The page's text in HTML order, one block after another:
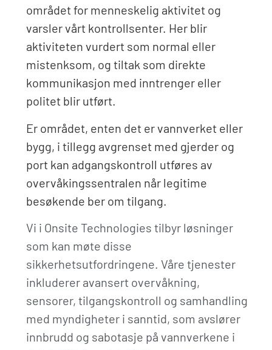
området for menneskelig aktivitet og
varsler vårt kontrollsenter. Her blir
aktiviteten vurdert som normal eller
mistenksom, og tiltak som direkte
kommunikasjon med inntrenger eller
politet blir utført.
Er området, enten det er vannverket eller
bygg, i tillegg avgrenset med gjerder og
port kan adgangskontroll utføres av
overvåkingssentralen når legitime
besøkende ber om tilgang.
Vi i Onsite Technologies tilbyr løsninger
som kan møte disse
sikkerhetsutfordringene. Våre tjenester
inkluderer avansert overvåkning,
sensorer, tilgangskontroll og samhandling
med myndigheter i sanntid, som avslører
innbrudd og sabotasje på vannverkene i